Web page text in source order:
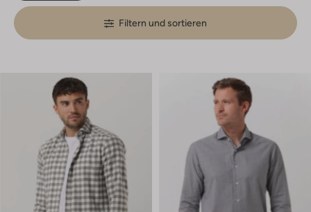
Filtern und sortieren